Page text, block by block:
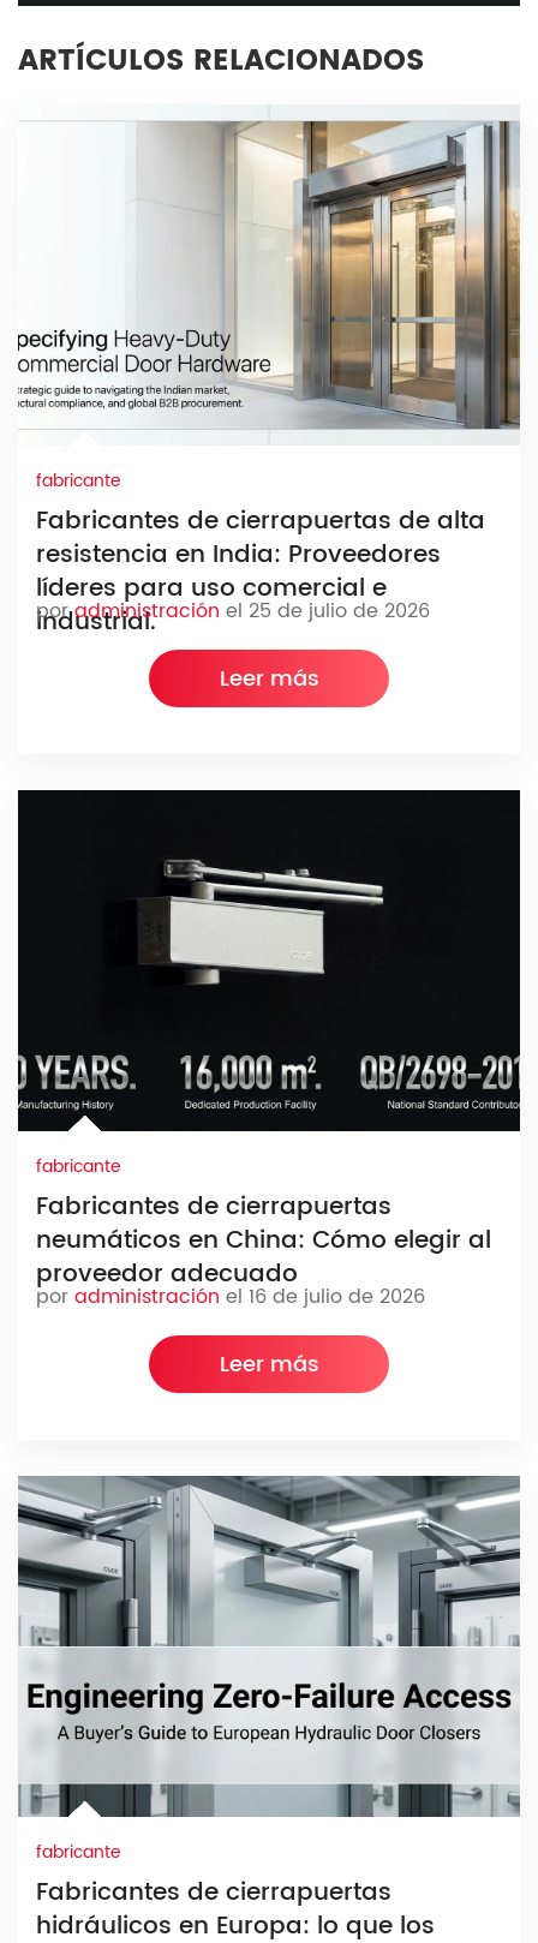
ARTÍCULOS RELACIONADOS
fabricante
Fabricantes de cierrapuertas de alta
resistencia en India: Proveedores
líderes para uso comercial e
industrial.
poradministración el 25 de julio de 2026
Leer más
fabricante
Fabricantes de cierrapuertas
neumáticos en China: Cómo elegir al
proveedor adecuado
poradministración el 16 de julio de 2026
Leer más
fabricante
Fabricantes de cierrapuertas
hidráulicos en Europa: lo que los